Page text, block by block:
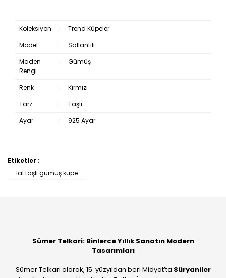
Koleksiyon :
Trend Küpeler
Model
:
Sallantılı
Maden
Rengi
: Gümüş
Renk :
Kırmızı
Tarz
:
Taşlı
Ayar
: 925 Ayar
Bu ürüne ilk yorumu siz yapın!
Etiketler :
lal taşlı gümüş küpe
Sümer Telkari: Binlerce Yıllık Sanatın Modern
Tasarımları
Sümer Telkari olarak, 15. yüzyıldan beri Midyat’ta Süryaniler